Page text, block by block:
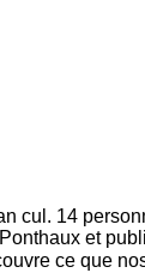
cul. 14
et
ce que